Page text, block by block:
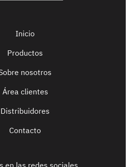
Inicio
Productos
nosotros
Área clientes
Distribuidores
Contacto